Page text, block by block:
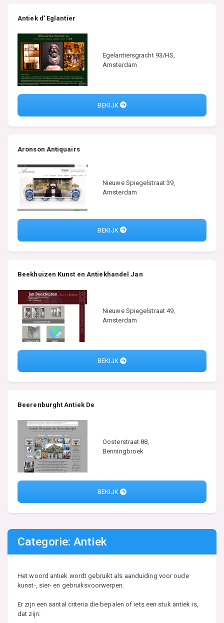
Antiek d' Eglantier
Egelantiersgracht 93/HS,
Amsterdam
BEKIJK
Aronson Antiquairs
Nieuwe Spiegelstraat 39,
Amsterdam
BEKIJK
Beekhuizen Kunst en Antiekhandel Jan
Nieuwe Spiegelstraat 49,
Amsterdam
BEKIJK
Beerenburght Antiek De
Oosterstraat 88,
Benningbroek
BEKIJK
Categorie: Antiek
Het woord antiek wordt gebruikt als aanduiding voor oude
kunst-, sier- en gebruiksvoorwerpen.
Er zijn een aantal criteria die bepalen of iets een stuk antiek is,
dat zijn: